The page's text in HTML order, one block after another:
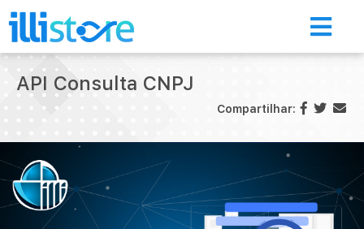
Início
Loja de aplicativos
API Consulta CNPJ
Compartilhar: